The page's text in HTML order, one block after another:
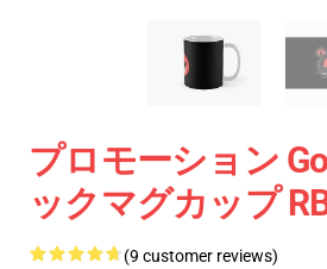
プロモーション
ックマグカップ
(9 customer reviews)